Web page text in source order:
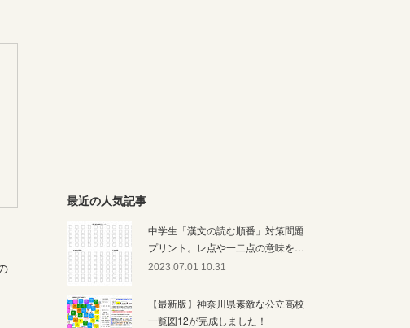
最近の人気記事
中学生「漢文の読む順番」対策問題
プリント。レ点や一二点の意味を…
2023.07.01 10:31
【最新版】神奈川県素敵な公立高校
一覧図12が完成しました！